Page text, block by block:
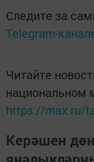
Следите за
Telegram-
Читайте
национальном
https://max.ru/
Керәшен